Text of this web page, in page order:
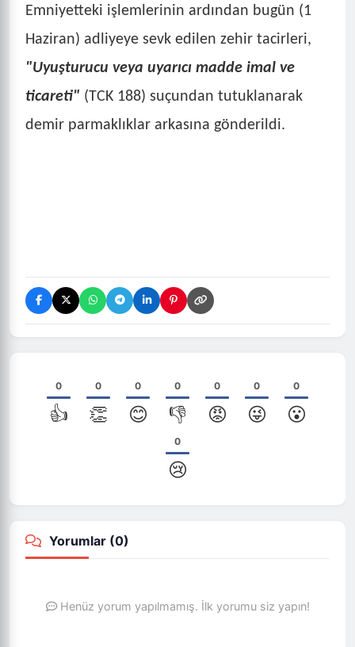
Emniyetteki işlemlerinin ardından bugün (1
Haziran) adliyeye sevk edilen zehir tacirleri,
"Uyuşturucu veya uyarıcı madde imal ve
ticareti" (TCK 188) suçundan tutuklanarak
demir parmaklıklar arkasına gönderildi.
0
👍
0
👏
0
😊
0
👎
0
😡
0
😜
0
😮
0
😢
Yorumlar (0)
Henüz yorum yapılmamış. İlk yorumu siz yapın!